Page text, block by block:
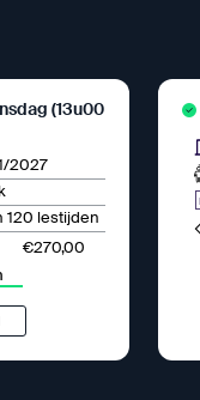
(13u00
2027
120 lestijden
€270,00